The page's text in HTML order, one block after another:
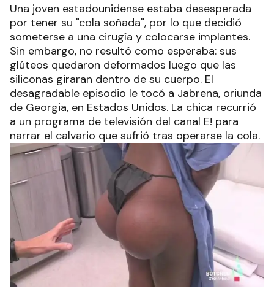
Una joven estadounidense estaba desesperada
por tener su "cola soñada", por lo que decidió
someterse a una cirugía y colocarse implantes.
Sin embargo, no resultó como esperaba: sus
glúteos quedaron deformados luego que las
siliconas giraran dentro de su cuerpo. El
desagradable episodio le tocó a Jabrena, oriunda
de Georgia, en Estados Unidos. La chica recurrió
a un programa de televisión del canal E! para
narrar el calvario que sufrió tras operarse la cola.